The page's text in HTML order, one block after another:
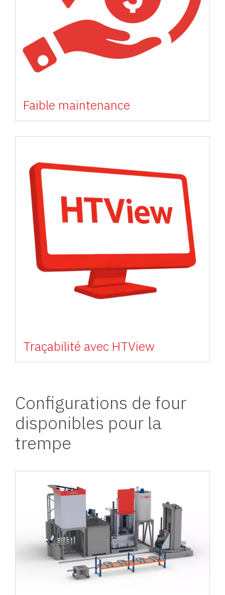
Faible maintenance
Traçabilité avec HTView
Configurations de four
disponibles pour la
trempe